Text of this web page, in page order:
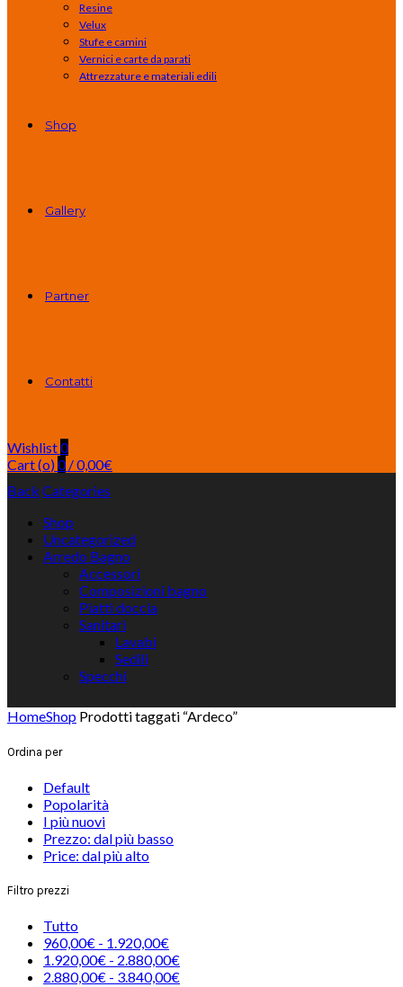
Resine
Velux
Stufe e camini
Vernici e carte da parati
Attrezzature e materiali edili
Shop
Gallery
Partner
Contatti
Wishlist0
Cart (o)0 /0,00€
Back Categories
Shop
Uncategorized
Arredo Bagno
Accessori
Composizioni bagno
Piatti doccia
Sanitari
Lavabi
Sedili
Specchi
HomeShop Prodotti taggati “Ardeco”
Ordina per
Default
Popolarità
I più nuovi
Prezzo: dal più basso
Price: dal più alto
Filtro prezzi
Tutto
960,00€ - 1.920,00€
1.920,00€ - 2.880,00€
2.880,00€ - 3.840,00€